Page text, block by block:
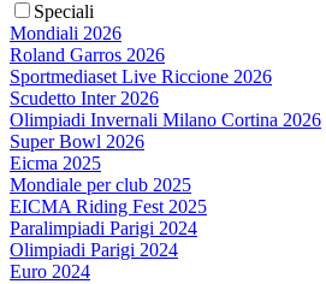
Speciali
Mondiali 2026
Roland Garros 2026
Sportmediaset Live Riccione 2026
Scudetto Inter 2026
Olimpiadi Invernali Milano Cortina 2026
Super Bowl 2026
Eicma 2025
Mondiale per club 2025
EICMA Riding Fest 2025
Paralimpiadi Parigi 2024
Olimpiadi Parigi 2024
Euro 2024